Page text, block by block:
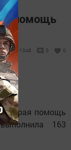
помощь
1046 0 0
скорая помощь
163